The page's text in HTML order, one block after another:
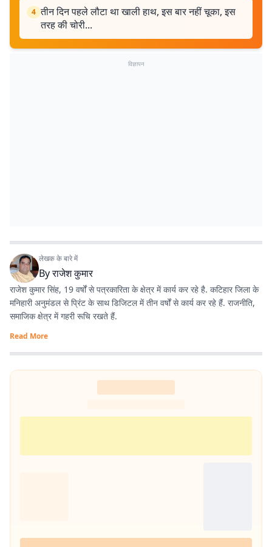
4 तीन दिन पहले लौटा था खाली हाथ, इस बार नहीं चूका, इस
तरह की चोरी...
विज्ञापन
लेखक के बारे में
Byराजेश कुमार
राजेश कुमार सिंह, 19 वर्षों से पत्रकारिता के क्षेत्र में कार्य कर रहे है. कटिहार जिला के
मनिहारी अनुमंडल से प्रिंट के साथ डिजिटल में तीन वर्षों से कार्य कर रहे हैं. राजनीति,
समाजिक क्षेत्र में गहरी रूचि रखते हैं.
Read More